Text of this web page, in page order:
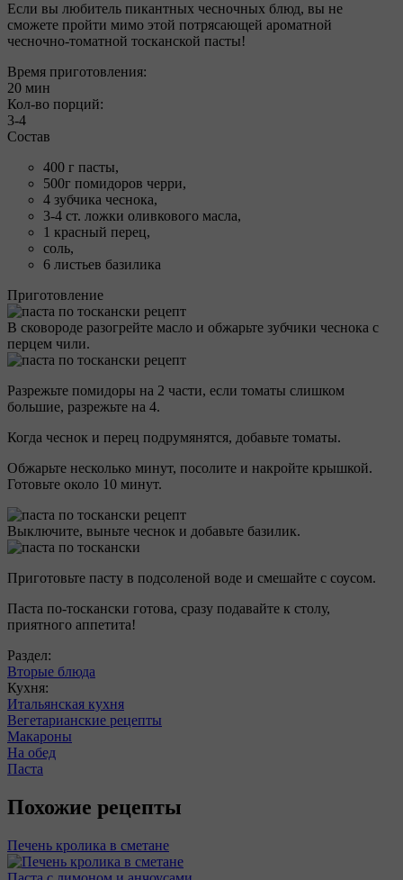
Если вы любитель пикантных чесночных блюд, вы не
сможете пройти мимо этой потрясающей ароматной
чесночно-томатной тосканской пасты!
Время приготовления:
20 мин
Кол-во порций:
3-4
Состав
400 г пасты,
500г помидоров черри,
4 зубчика чеснока,
3-4 ст. ложки оливкового масла,
1 красный перец,
соль,
6 листьев базилика
Приготовление
В сковороде разогрейте масло и обжарьте зубчики чеснока с
перцем чили.
Разрежьте помидоры на 2 части, если томаты слишком
большие, разрежьте на 4.
Когда чеснок и перец подрумянятся, добавьте томаты.
Обжарьте несколько минут, посолите и накройте крышкой.
Готовьте около 10 минут.
Выключите, выньте чеснок и добавьте базилик.
Приготовьте пасту в подсоленой воде и смешайте с соусом.
Паста по-тоскански готова, сразу подавайте к столу,
приятного аппетита!
Раздел:
Вторые блюда
Кухня:
Итальянская кухня
Вегетарианские рецепты
Макароны
На обед
Паста
Похожие рецепты
Печень кролика в сметане